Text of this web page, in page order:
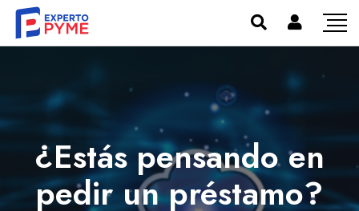
¿Estás pensando en
pedir un préstamo?